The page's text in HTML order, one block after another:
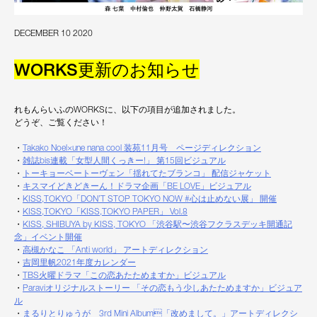
DECEMBER 10 2020
WORKS更新のお知らせ
れもんらいふのWORKSに、以下の項目が追加されました。
どうぞ、ご覧ください！
・ Takako Noel×une nana cool 装苑11月号 ページディレクション
・ 雑誌bis連載「女型人間くっきー!」 第15回ビジュアル
・ トーキョーベートーヴェン「揺れてたブランコ」 配信ジャケット
・ キスマイどきどきーん！ドラマ企画「BE LOVE」ビジュアル
・ KISS,TOKYO「DON’T STOP TOKYO NOW #心は止めない展」 開催
・ KISS,TOKYO「KISS,TOKYO PAPER」 Vol.8
・ KISS, SHIBUYA by KISS, TOKYO 「渋谷駅〜渋谷フクラスデッキ開通記
念」イベント開催
・ 高槻かなこ 「Anti world」 アートディレクション
・ 吉岡里帆2021年度カレンダー
・ TBS火曜ドラマ「この恋あたためますか」ビジュアル
・ Paraviオリジナルストーリー 「その恋もう少しあたためますか」ビジュア
ル
・ まるりとりゅうが 3rd Mini Album「改めまして。」アートディレクシ